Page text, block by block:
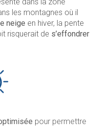
les montagnes où il
neige en hiver, la pente
risquerait de s’effondrer
pour permettre